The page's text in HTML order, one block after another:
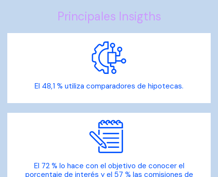
Principales Insigths
El 48,1 % utiliza comparadores de hipotecas.
El 72 % lo hace con el objetivo de conocer el
porcentaje de interés y el 57 % las comisiones de